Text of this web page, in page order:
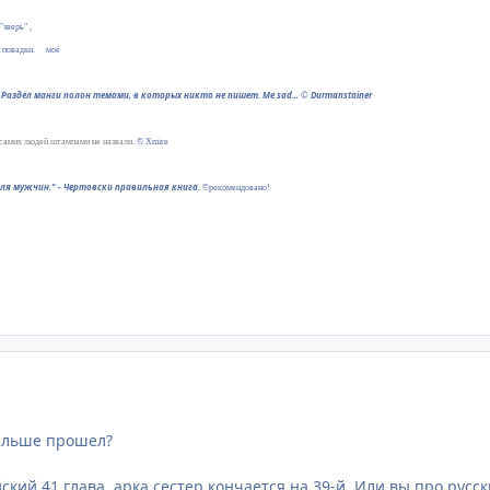
,
моё
манги полон темами, в которых никто не пишет. Me sad... ©Durmanstainer
людей штампами не назвали. © Xmire
мужчин." - Чертовски правильная книга. ©рекомендовано!
прошел?